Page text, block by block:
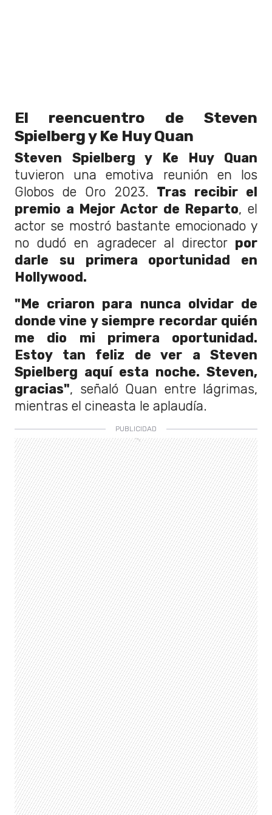
El reencuentro de Steven
Spielberg y Ke Huy Quan
Steven Spielberg y Ke Huy Quan
tuvieron una emotiva reunión en los
Globos de Oro 2023. Tras recibir el
premio a Mejor Actor de Reparto, el
actor se mostró bastante emocionado y
no dudó en agradecer al directorpor
darle su primera oportunidad en
Hollywood.
"Me criaron para nunca olvidar de
donde vine y siempre recordar quién
me dio mi primera oportunidad.
Estoy tan feliz de ver a Steven
Spielberg aquí esta noche. Steven,
gracias", señaló Quan entre lágrimas,
mientras el cineasta le aplaudía.